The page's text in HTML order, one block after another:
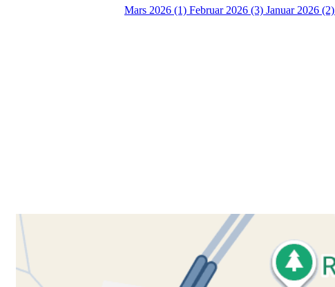
Mars 2026 (1) Februar 2026 (3) Januar 2026 (2)